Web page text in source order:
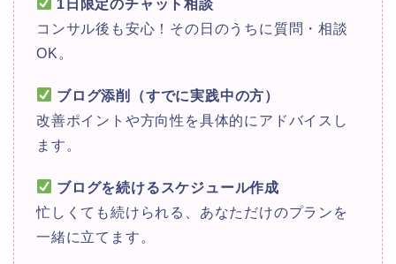
1日限定のチャット相談
コンサル後も安心！その日のうちに質問・相談
OK。
ブログ添削（すでに実践中の方）
改善ポイントや方向性を具体的にアドバイスし
ます。
ブログを続けるスケジュール作成
忙しくても続けられる、あなただけのプランを
一緒に立てます。